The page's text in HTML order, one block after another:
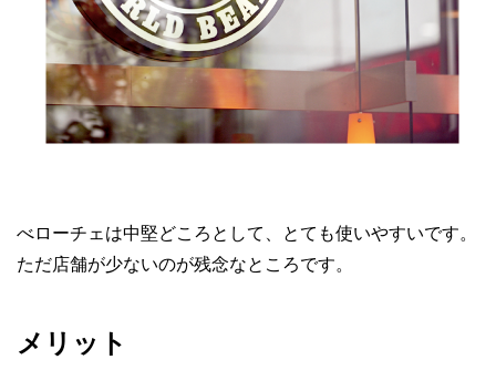
べローチェは中堅どころとして、とても使いやすいです。
ただ店舗が少ないのが残念なところです。
メリット